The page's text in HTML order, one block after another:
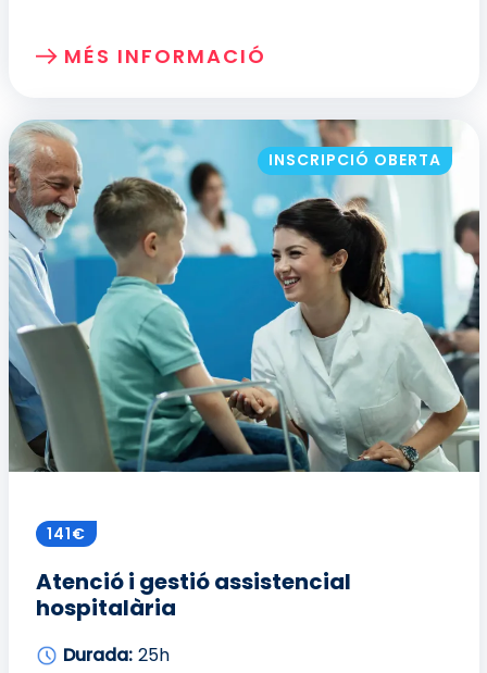
MÉS INFORMACIÓ
SOBRE: ATENCIÓ CENTRADA EN LA
141€
Atenció i gestió assistencial
hospitalària
Durada: 25h
INSCRIPCIÓ OBERTA